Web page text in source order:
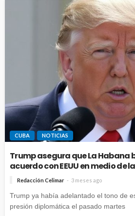
CUBA NOTICIAS
Trump asegura que La Habana
acuerdo con EEUU en medio de
Redacción Celimar 3 meses ago
Trump ya había adelantado el tono de
presión diplomática el pasado martes